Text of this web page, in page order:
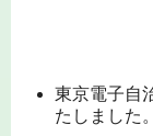
東京電子自
たしました。